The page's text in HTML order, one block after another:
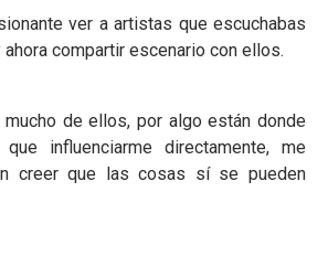
ver a artistas que escuchabas
compartir escenario con ellos.
mucho de ellos, por algo están donde
influenciarme directamente, me
creer que las cosas sí se pueden